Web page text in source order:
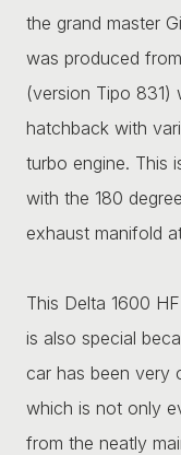
the grand master
was produced
(version Tipo
hatchback with
turbo engine. This
with the 180
exhaust manifold
This Delta 1600
is also special
car has been very
which is not only
from the neatly